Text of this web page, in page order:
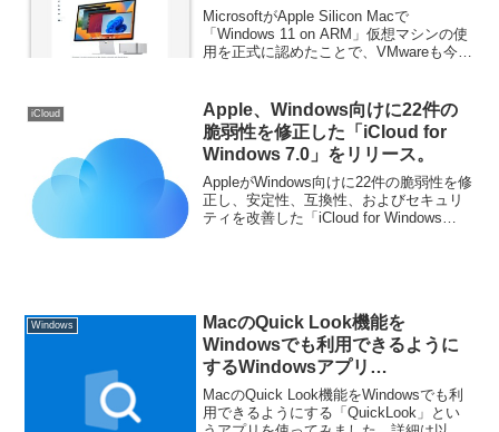
シンを正式に認めたことで、
VMwareも対応を検討。
MicrosoftがApple Silicon Macで
「Windows 11 on ARM」仮想マシンの使
用を正式に認めたことで、VMwareも今後
iCloud
Apple、Windows向けに22件の
脆弱性を修正した「iCloud for
Windows 7.0」をリリース。
AppleがWindows向けに22件の脆弱性を修
正し、安定性、互換性、およびセキュリ
ティを改善した「iCloud for Windows
Windows
MacのQuick Look機能を
Windowsでも利用できるように
するWindowsアプリ
「QuickLook」
MacのQuick Look機能をWindowsでも利
用できるようにする「QuickLook」とい